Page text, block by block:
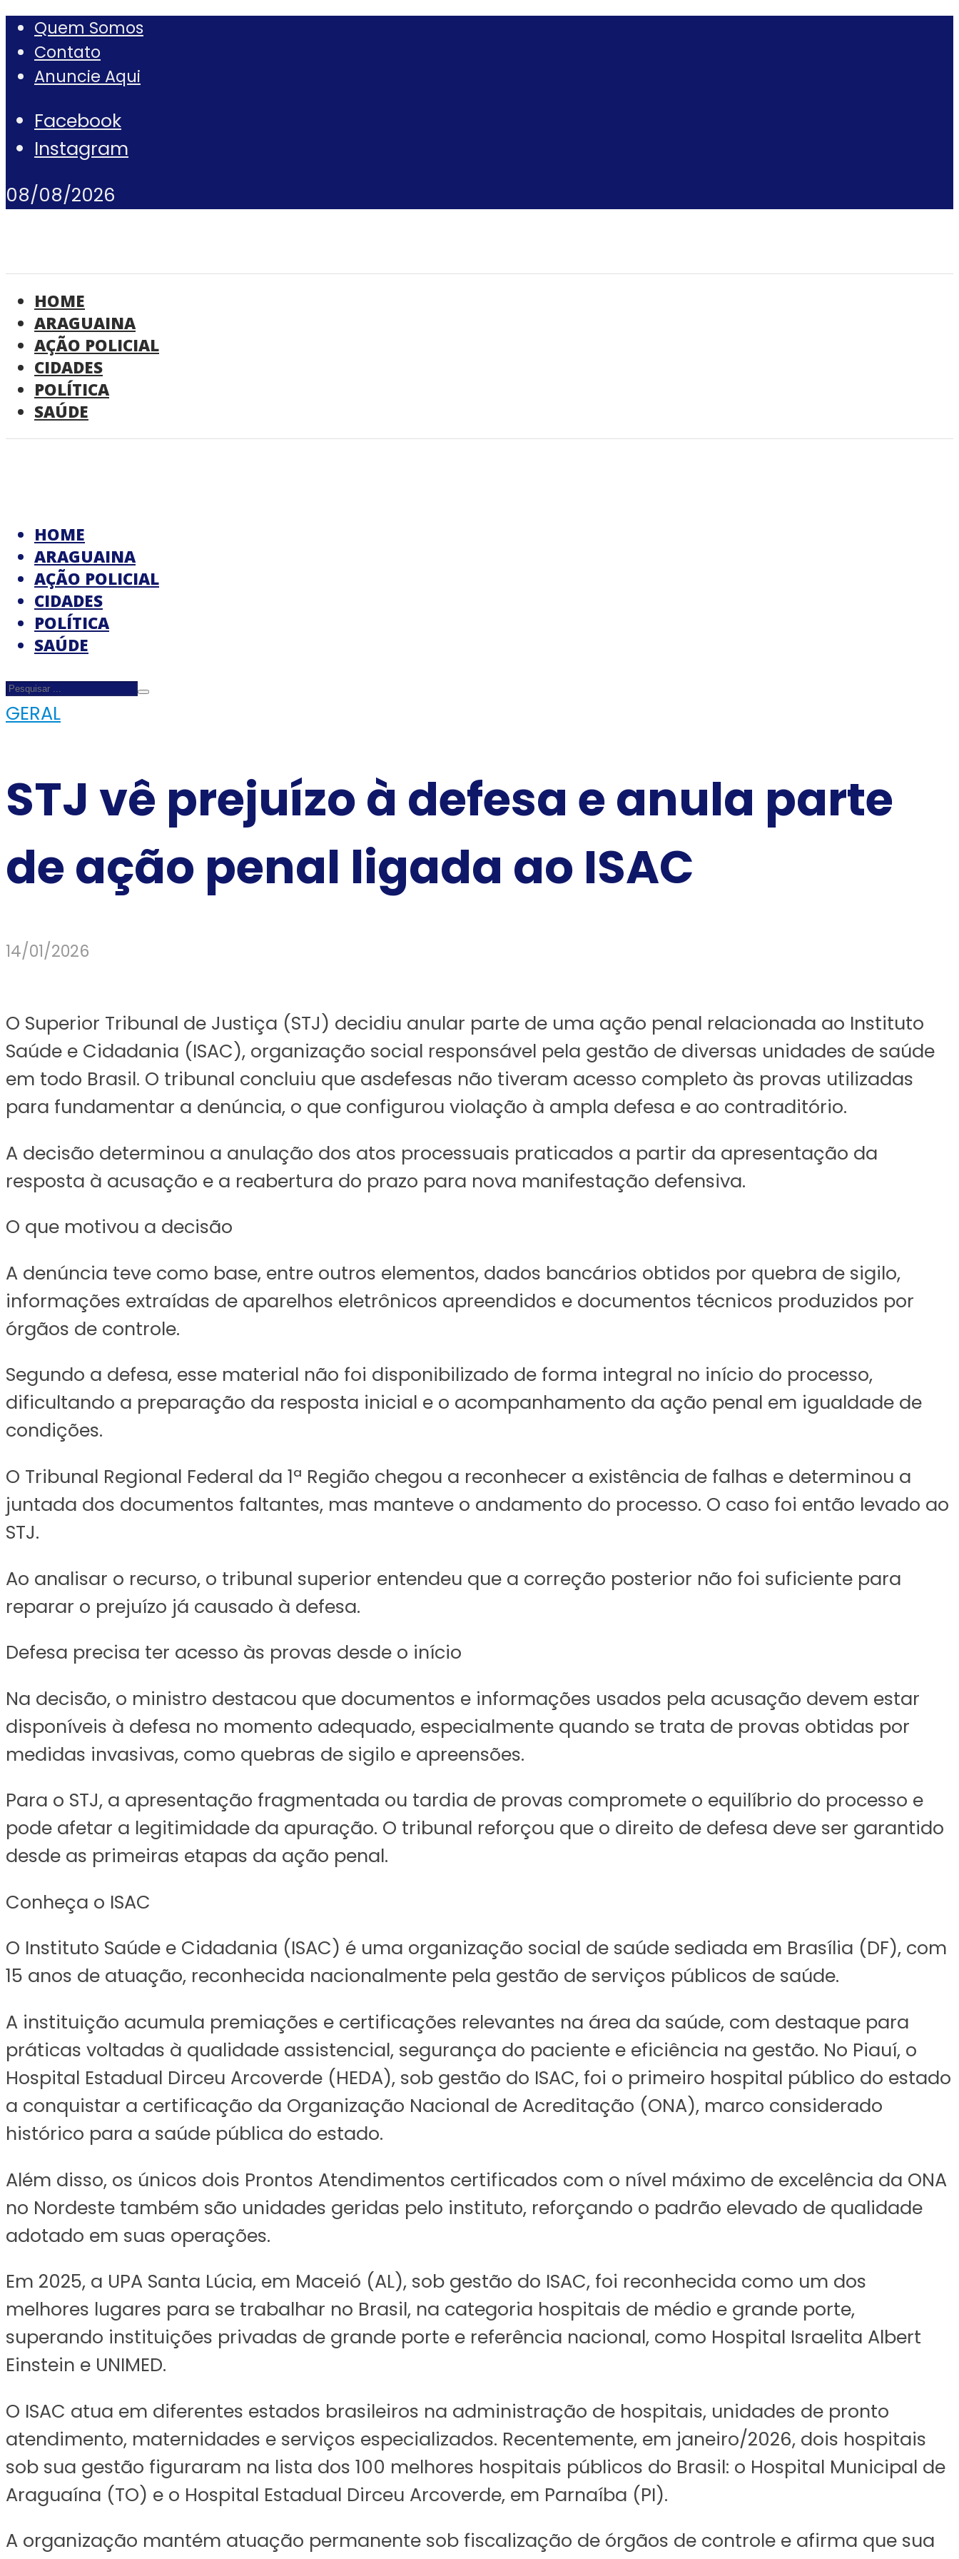
Quem Somos
Contato
Anuncie Aqui
Facebook
Instagram
08/08/2026
HOME
ARAGUAINA
AÇÃO POLICIAL
CIDADES
POLÍTICA
SAÚDE
HOME
ARAGUAINA
AÇÃO POLICIAL
CIDADES
POLÍTICA
SAÚDE
GERAL
STJ vê prejuízo à defesa e anula parte
de ação penal ligada ao ISAC
14/01/2026
O Superior Tribunal de Justiça (STJ) decidiu anular parte de uma ação penal relacionada ao Instituto
Saúde e Cidadania (ISAC), organização social responsável pela gestão de diversas unidades de saúde
em todo Brasil. O tribunal concluiu que asdefesas não tiveram acesso completo às provas utilizadas
para fundamentar a denúncia, o que configurou violação à ampla defesa e ao contraditório.
A decisão determinou a anulação dos atos processuais praticados a partir da apresentação da
resposta à acusação e a reabertura do prazo para nova manifestação defensiva.
O que motivou a decisão
A denúncia teve como base, entre outros elementos, dados bancários obtidos por quebra de sigilo,
informações extraídas de aparelhos eletrônicos apreendidos e documentos técnicos produzidos por
órgãos de controle.
Segundo a defesa, esse material não foi disponibilizado de forma integral no início do processo,
dificultando a preparação da resposta inicial e o acompanhamento da ação penal em igualdade de
condições.
O Tribunal Regional Federal da 1ª Região chegou a reconhecer a existência de falhas e determinou a
juntada dos documentos faltantes, mas manteve o andamento do processo. O caso foi então levado ao
STJ.
Ao analisar o recurso, o tribunal superior entendeu que a correção posterior não foi suficiente para
reparar o prejuízo já causado à defesa.
Defesa precisa ter acesso às provas desde o início
Na decisão, o ministro destacou que documentos e informações usados pela acusação devem estar
disponíveis à defesa no momento adequado, especialmente quando se trata de provas obtidas por
medidas invasivas, como quebras de sigilo e apreensões.
Para o STJ, a apresentação fragmentada ou tardia de provas compromete o equilíbrio do processo e
pode afetar a legitimidade da apuração. O tribunal reforçou que o direito de defesa deve ser garantido
desde as primeiras etapas da ação penal.
Conheça o ISAC
O Instituto Saúde e Cidadania (ISAC) é uma organização social de saúde sediada em Brasília (DF), com
15 anos de atuação, reconhecida nacionalmente pela gestão de serviços públicos de saúde.
A instituição acumula premiações e certificações relevantes na área da saúde, com destaque para
práticas voltadas à qualidade assistencial, segurança do paciente e eficiência na gestão. No Piauí, o
Hospital Estadual Dirceu Arcoverde (HEDA), sob gestão do ISAC, foi o primeiro hospital público do estado
a conquistar a certificação da Organização Nacional de Acreditação (ONA), marco considerado
histórico para a saúde pública do estado.
Além disso, os únicos dois Prontos Atendimentos certificados com o nível máximo de excelência da ONA
no Nordeste também são unidades geridas pelo instituto, reforçando o padrão elevado de qualidade
adotado em suas operações.
Em 2025, a UPA Santa Lúcia, em Maceió (AL), sob gestão do ISAC, foi reconhecida como um dos
melhores lugares para se trabalhar no Brasil, na categoria hospitais de médio e grande porte,
superando instituições privadas de grande porte e referência nacional, como Hospital Israelita Albert
Einstein e UNIMED.
O ISAC atua em diferentes estados brasileiros na administração de hospitais, unidades de pronto
atendimento, maternidades e serviços especializados. Recentemente, em janeiro/2026, dois hospitais
sob sua gestão figuraram na lista dos 100 melhores hospitais públicos do Brasil: o Hospital Municipal de
Araguaína (TO) e o Hospital Estadual Dirceu Arcoverde, em Parnaíba (PI).
A organização mantém atuação permanente sob fiscalização de órgãos de controle e afirma que sua